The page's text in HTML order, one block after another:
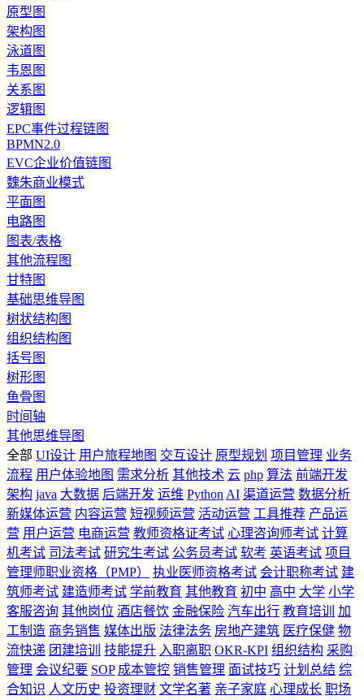
原型图
架构图
泳道图
韦恩图
关系图
逻辑图
EPC事件过程链图
BPMN2.0
EVC企业价值链图
魏朱商业模式
平面图
电路图
图表/表格
其他流程图
甘特图
基础思维导图
树状结构图
组织结构图
括号图
树形图
鱼骨图
时间轴
其他思维导图
全部 UI设计 用户旅程地图 交互设计 原型规划 项目管理 业务
流程 用户体验地图 需求分析 其他技术 云 php 算法 前端开发
架构 java 大数据 后端开发 运维 Python AI 渠道运营 数据分析
新媒体运营 内容运营 短视频运营 活动运营 工具推荐 产品运
营 用户运营 电商运营 教师资格证考试 心理咨询师考试 计算
机考试 司法考试 研究生考试 公务员考试 软考 英语考试 项目
管理师职业资格（PMP）
执业医师资格考试 会计职称考试 建
筑师考试 建造师考试 学前教育 其他教育 初中 高中 大学 小学
客服咨询 其他岗位 酒店餐饮 金融保险 汽车出行 教育培训
加
工制造 商务销售 媒体出版 法律法务 房地产建筑 医疗保健 物
流快递 团建培训 技能提升 入职离职 OKR-KPI 组织结构 采购
管理 会议纪要 SOP 成本管控 销售管理 面试技巧 计划总结 综
合知识 人文历史 投资理财 文学名著 亲子家庭 心理成长 职场